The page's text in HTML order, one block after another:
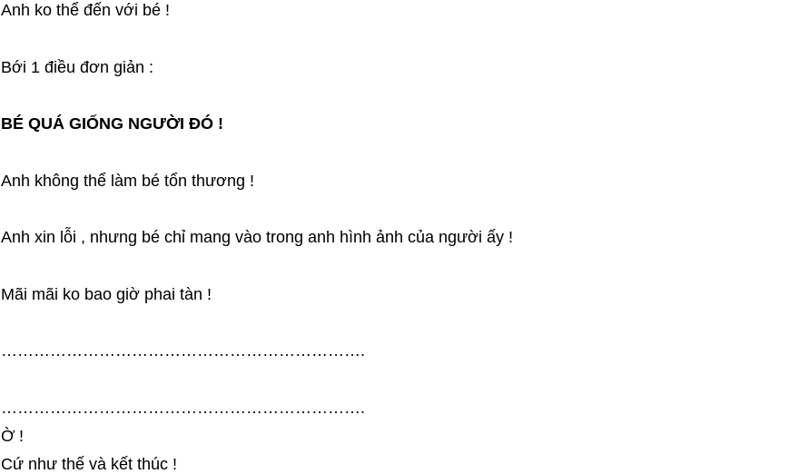
Anh ko thể đến với bé !
Bới 1 điều đơn giản :
BÉ QUÁ GIỐNG NGƯỜI ĐÓ !
Anh không thể làm bé tổn thương !
Anh xin lỗi , nhưng bé chỉ mang vào trong anh hình ảnh của người ấy !
Mãi mãi ko bao giờ phai tàn !
………………………………………………………….
………………………………………………………….
Ờ !
Cứ như thế và kết thúc !